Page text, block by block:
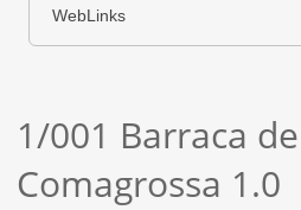
WebLinks
1/001 Barraca de
Comagrossa 1.0